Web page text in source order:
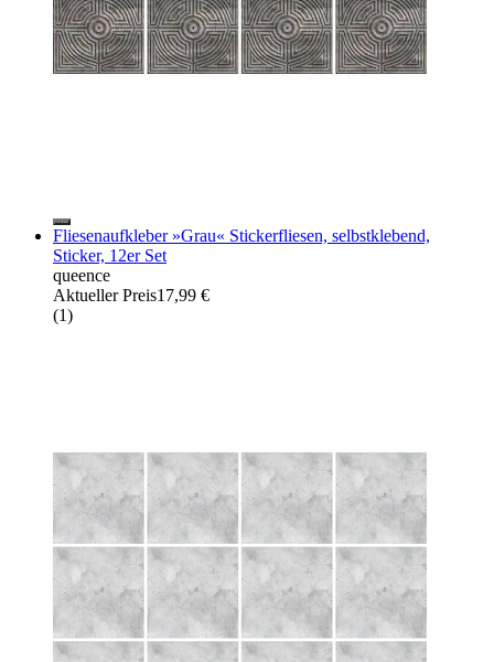
Fliesenaufkleber »Grau« Stickerfliesen, selbstklebend,
Sticker, 12er Set
queence
Aktueller Preis17,99 €
(1)